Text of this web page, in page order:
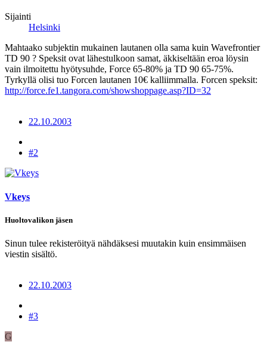
Sijainti
Helsinki
Mahtaako subjektin mukainen lautanen olla sama kuin Wavefrontier
TD 90 ? Speksit ovat lähestulkoon samat, äkkiseltään eroa löysin
vain ilmoitettu hyötysuhde, Force 65-80% ja TD 90 65-75%.
Tyrkyllä olisi tuo Forcen lautanen 10€ kalliimmalla. Forcen speksit:
http://force.fe1.tangora.com/showshoppage.asp?ID=32
22.10.2003
#2
Vkeys
Huoltovalikon jäsen
Sinun tulee rekisteröityä nähdäksesi muutakin kuin ensimmäisen
viestin sisältö.
22.10.2003
#3
G